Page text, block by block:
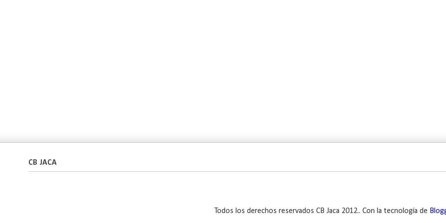
CB JACA
Todos los derechos reservados CB Jaca 2012.. Con la tecnología de